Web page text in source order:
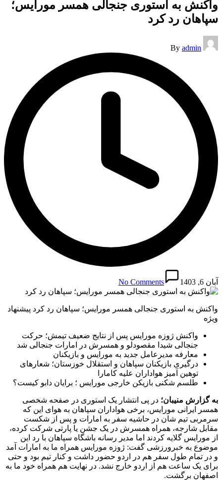
واکنش به استوری جنجالی همسر مورایس؛
سپاهان رد کرد
Posted
by
By admin
آبان 6, 1403 No Comments
واکنش به استوری جنجالی همسر مورایس؛ سپاهان رد کرد پیشنهاد
ویژه
واکنش ژوزه مورایس پس از نتایج ضعیف تیمش؛ حرکت
جنجالی شیدا مقصودلو و همسرش در امارات جنجالی شد
معارفه مدیرعامل جدید به مورایس و بازیکنان
درگیری بازیکنان سپاهان و استقلال خوزستان؛ شعارهای
توهین آمیز هواداران علیه کامارا
طلسم شکنی بازیکن خارجی مورایس ؛ برایان دابو کیست؟
به گزارش منیبان؛ در پی انتشار یک استوری در صفحه شخصی
همسر ایرانی مورایس، برخی هواداران سپاهان به هوای این که
سرمربی تیم شان در حاشیه سفر به امارات و پس از شکست
مقابل شارجه، همراه همسرش در یک جشن یا پارتی شرکت کرده،
از مورایس گلایه کردند اما مدیر رسانه باشگاه سپاهان با رد این
موضوع به خبرورزشی گفت: ژوزه مورایس همراه ما به امارات آمد
و در تمام طول سفر هم در اردو حضور داشت و کنار تیم بود و حتی
برای یک ساعت هم از اردو خارج نشد. در نهایت هم همراه خود ما به
اصفهان برگشت.